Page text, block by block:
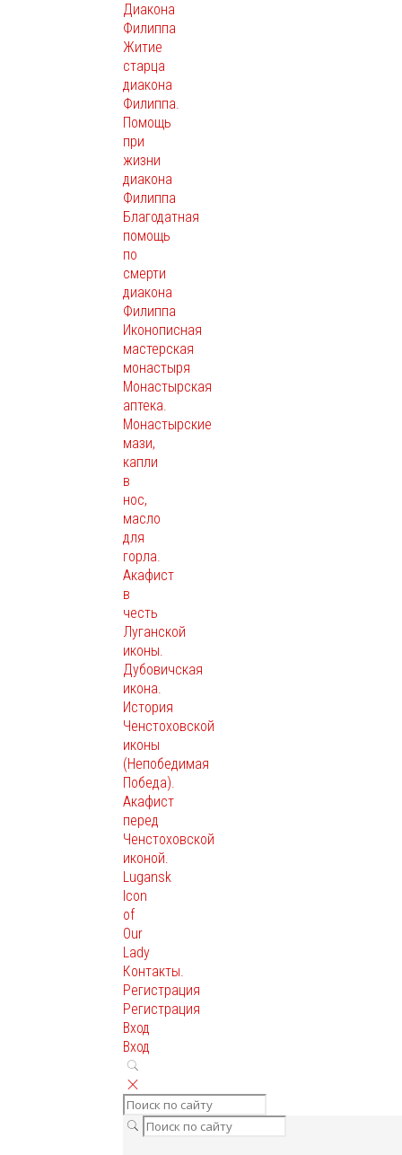
Диакона
Филиппа
Житие
старца
диакона
Филиппа.
Помощь
при
жизни
диакона
Филиппа
Благодатная
помощь
по
смерти
диакона
Филиппа
Иконописная
мастерская
монастыря
Монастырская
аптека.
Монастырские
мази,
капли
в
нос,
масло
для
горла.
Акафист
в
честь
Луганской
иконы.
Дубовичская
икона.
История
Ченстоховской
иконы
(Непобедимая
Победа).
Акафист
перед
Ченстоховской
иконой.
Lugansk
Icon
of
Our
Lady
Контакты.
Регистрация
Регистрация
Вход
Вход